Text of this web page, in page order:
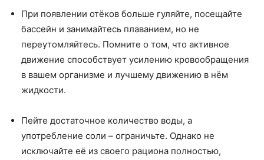
При появлении отёков больше гуляйте, посещайте
бассейн и занимайтесь плаванием, но не
переутомляйтесь. Помните о том, что активное
движение способствует усилению кровообращения
в вашем организме и лучшему движению в нём
жидкости.
Пейте достаточное количество воды, а
употребление соли – ограничьте. Однако не
исключайте её из своего рациона полностью,